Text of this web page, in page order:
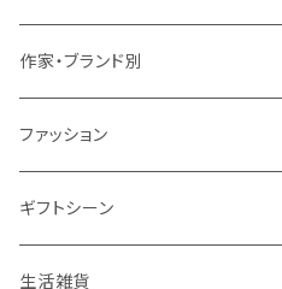
キッチン用品・食器
ミトン・鍋つかみ
コップ、グラス
アクセサリー
RIVERET（リヴェレット）名入れなし
チョコレート
作家・ブランド別
SUMINOE（スミノエ）
DICTUM（ディクトム）
DESIGNLIFE（デザインライフ）
HARIO（ハリオ）
シリーズで選ぶ
ROSY RINGS（ロージーリングス）
ファッション
アクセサリー
ネックレス
ファッション雑貨
ギフトシーン
父の日
生活雑貨